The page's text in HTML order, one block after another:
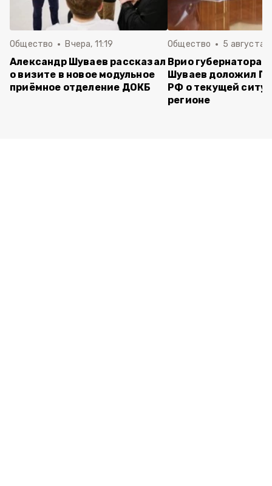
Общество Вчера, 11:19
Александр Шуваев рассказал
о визите в новое модульное
приёмное отделение ДОКБ
Общество 5 августа ,
Врио губернатора
Шуваев доложил
РФ о текущей
регионе